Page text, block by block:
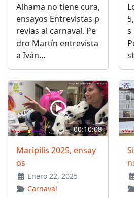
Alhama no tiene cura,
ensayos Entrevistas p
revias al carnaval. Pe
dro Martín entrevista
a Iván...
s
00:10:08
Maripilis 2025, ensay
os
Enero 22, 2025
Carnaval